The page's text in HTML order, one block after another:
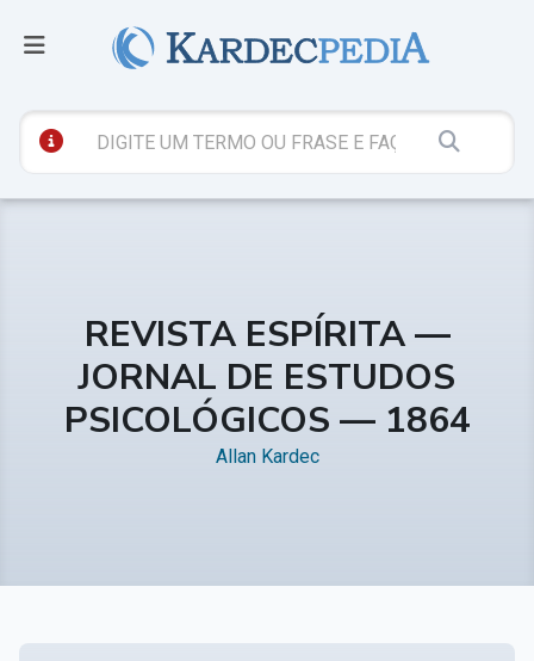
REVISTA ESPÍRITA —
JORNAL DE ESTUDOS
PSICOLÓGICOS — 1864
Allan Kardec